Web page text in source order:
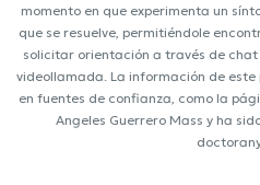
momento en que experimenta un
que se resuelve, permitiéndole
solicitar orientación a través de
videollamada. La información de
en fuentes de confianza, como la
Angeles Guerrero Mass y ha